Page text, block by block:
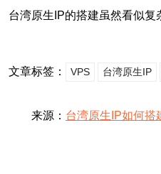
台湾原生IP的搭建虽然看似复
文章标签： VPS 台湾原生IP
来源： 台湾原生IP如何搭